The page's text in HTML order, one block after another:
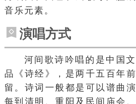
音乐元素。
演唱方式
河间歌诗吟唱的是中国
品《诗经》，是两千五百年
留。诗词一般都是可以谱曲
每到清明、重阳及民间庙会